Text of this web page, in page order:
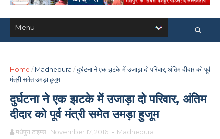
Home / Madhepura /दुर्घटना ने एक झटके में उजाड़ा दो परिवार, अंतिम दीदार को पूर्व
मंत्री समेत उमड़ा हुजूम
दुर्घटना ने एक झटके में उजाड़ा दो परिवार, अंतिम
दीदार को पूर्व मंत्री समेत उमड़ा हुजूम
मधेपुरा टाइम्स November 17, 2016 - Madhepura